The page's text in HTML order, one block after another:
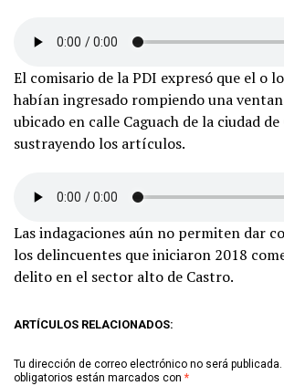
El comisario de la PDI expresó que el o
habían ingresado rompiendo una
ubicado en calle Caguach de la ciudad de
sustrayendo los artículos.
Las indagaciones aún no permiten dar
los delincuentes que iniciaron 2018
delito en el sector alto de Castro.
ARTÍCULOS RELACIONADOS:
Tu dirección de correo electrónico no será publicada.
obligatorios están marcados con *